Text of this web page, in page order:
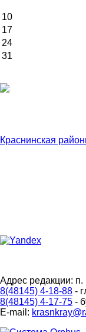
10
17
24
31
Краснинская
Адрес редакции:
8(48145) 4-18-88 -
8(48145) 4-17-75 -
E-mail: